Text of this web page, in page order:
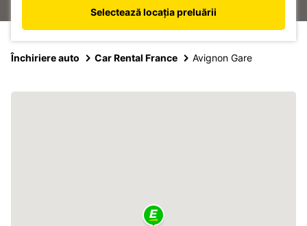
Selectează locația preluării
Închiriere auto Car Rental France Avignon Gare